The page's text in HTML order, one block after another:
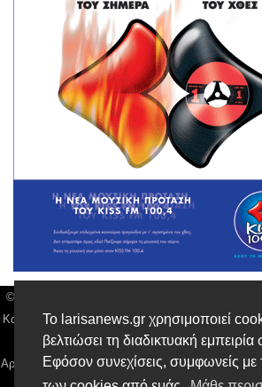
Το larisanews.gr χρησιμοποιεί
βελτιώσει τη διαδικτυακή εμπειρία
Εφόσον συνεχίσεις, συμφωνείς με
© Larisa News | Διακριτικός Τίτλος: Orion
Καρδίτσας, Υπο/μα Λάρισας, Δ/νση: Φαρμακίδου
2410 259100, email:
Αρ. Γεμή: 018804431000, Νόμιμος Εκπρόσωπος,